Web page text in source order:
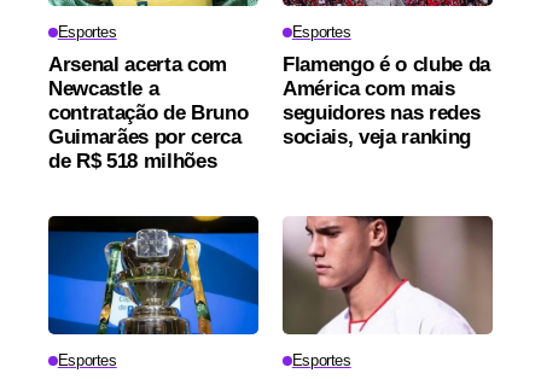
Esportes
Arsenal acerta com
Newcastle a
contratação de Bruno
Guimarães por cerca
de R$ 518 milhões
Esportes
Flamengo é o clube da
América com mais
seguidores nas redes
sociais, veja ranking
Esportes Esportes